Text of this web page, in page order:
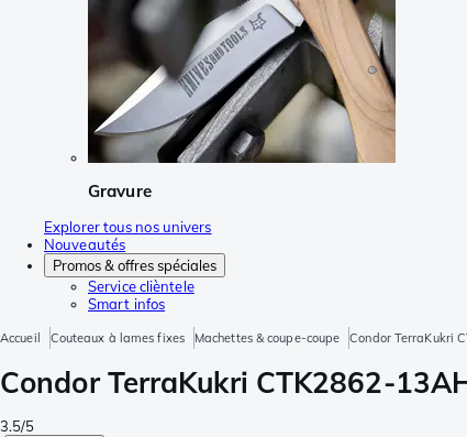
Gravure
Explorer tous nos univers
Nouveautés
Promos & offres spéciales
Service clièntele
Smart infos
Accueil Couteaux à lames fixes Machettes & coupe-coupe Condor TerraKukri
Condor TerraKukri CTK2862-
3.5/5